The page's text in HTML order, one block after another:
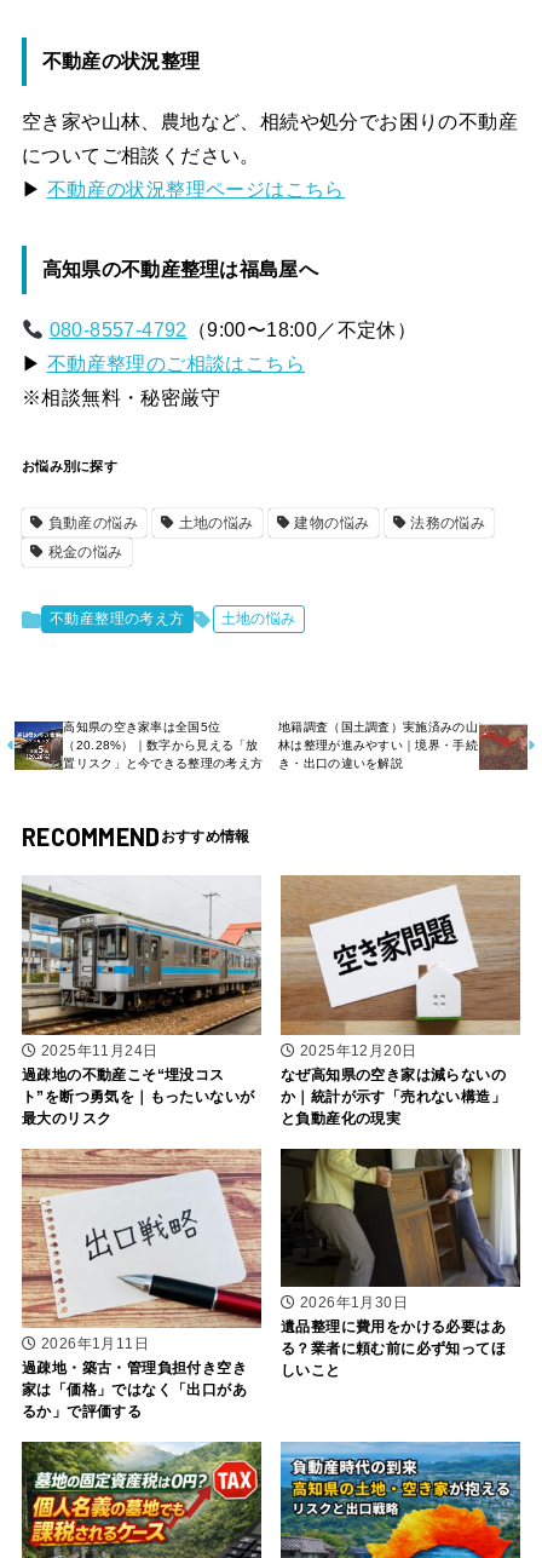
不動産の状況整理
空き家や山林、農地など、相続や処分でお困りの不動産
についてご相談ください。
▶ 不動産の状況整理ページはこちら
高知県の不動産整理は福島屋へ
080-8557-4792
（9:00〜18:00／不定休）
▶ 不動産整理のご相談はこちら
※相談無料・秘密厳守
お悩み別に探す
負動産の悩み 土地の悩み 建物の悩み
法務の悩み
税金の悩み
不動産整理の考え方 土地の悩み
高知県の空き家率は全国5位
（20.28%）｜数字から見える「放
置リスク」と今できる整理の考え方
地籍調査（国土調査）実施済みの山
林は整理が進みやすい｜境界・手続
き・出口の違いを解説
RECOMMEND
2025年11月24日
過疎地の不動産こそ“埋没コス
ト”を断つ勇気を｜もったいないが
最大のリスク
2025年12月20日
なぜ高知県の空き家は減らないの
か｜統計が示す「売れない構造」
と負動産化の現実
2026年1月11日
過疎地・築古・管理負担付き空き
家は「価格」ではなく「出口があ
るか」で評価する
2026年1月30日
遺品整理に費用をかける必要はあ
る？業者に頼む前に必ず知ってほ
しいこと